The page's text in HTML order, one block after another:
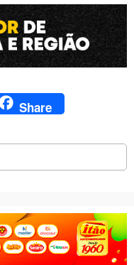
Share